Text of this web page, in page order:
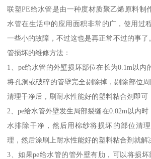
联塑PE给水管是由一种度材质聚乙烯原料制
水管在生活中的应用面积非常的广，使用过
一些小的故障，不过这也是再正常不过的事了
管损坏的维修方法：
1、pe给水管的外壁损坏部位在长为0.1m以内
将孔洞或破碎的管壁完全剔除掉，剔除部位
清理干净后，刷耐水性能好的塑料粘合剂即可
2、pe给水管外壁发生局部裂缝在0.02m以内
水排除干净，然后用棉纱将损坏的部位清
理，然后涂刷上耐水性能好的塑料粘合剂就解
3、如果pe给水管的管外壁有肋，可以将损坏